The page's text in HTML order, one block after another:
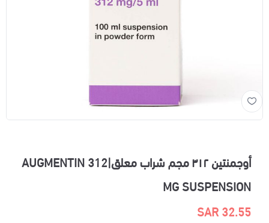
أوجمنتين ٣١٢ مجم شراب معلق|AUGMENTIN 312
MG SUSPENSION
32.55 SAR